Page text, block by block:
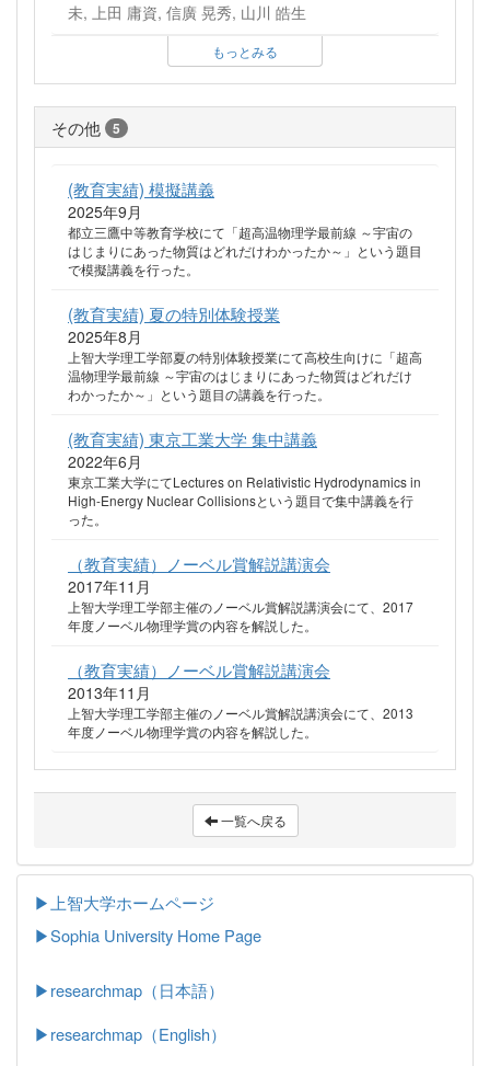
未, 上田 庸資, 信廣 晃秀, 山川 皓生
もっとみる
その他 5
(教育実績) 模擬講義
2025年9月
都立三鷹中等教育学校にて「超高温物理学最前線 ～宇宙の
はじまりにあった物質はどれだけわかったか～」という題目
で模擬講義を行った。
(教育実績) 夏の特別体験授業
2025年8月
上智大学理工学部夏の特別体験授業にて高校生向けに「超高
温物理学最前線 ～宇宙のはじまりにあった物質はどれだけ
わかったか～」という題目の講義を行った。
(教育実績) 東京工業大学 集中講義
2022年6月
東京工業大学にてLectures on Relativistic Hydrodynamics in
High-Energy Nuclear Collisionsという題目で集中講義を行
った。
（教育実績）ノーベル賞解説講演会
2017年11月
上智大学理工学部主催のノーベル賞解説講演会にて、2017
年度ノーベル物理学賞の内容を解説した。
（教育実績）ノーベル賞解説講演会
2013年11月
上智大学理工学部主催のノーベル賞解説講演会にて、2013
年度ノーベル物理学賞の内容を解説した。
一覧へ戻る
▶上智大学ホームページ
▶Sophia University Home Page
▶researchmap（日本語）
▶researchmap（English）